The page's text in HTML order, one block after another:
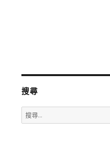
搜尋
搜
尋